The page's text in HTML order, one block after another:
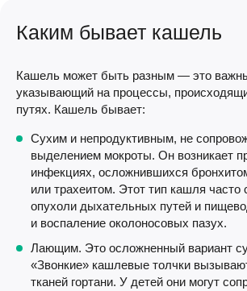
Каким бывает кашель
Кашель может быть разным — это
указывающий на процессы,
путях. Кашель бывает:
Сухим и непродуктивным, не
выделением мокроты. Он возникает
инфекциях, осложнившихся
или трахеитом. Этот тип кашля часто
опухоли дыхательных путей и
и воспаление околоносовых пазух.
Лающим. Это осложненный вариант
«Звонкие» кашлевые толчки
тканей гортани. У детей они могут